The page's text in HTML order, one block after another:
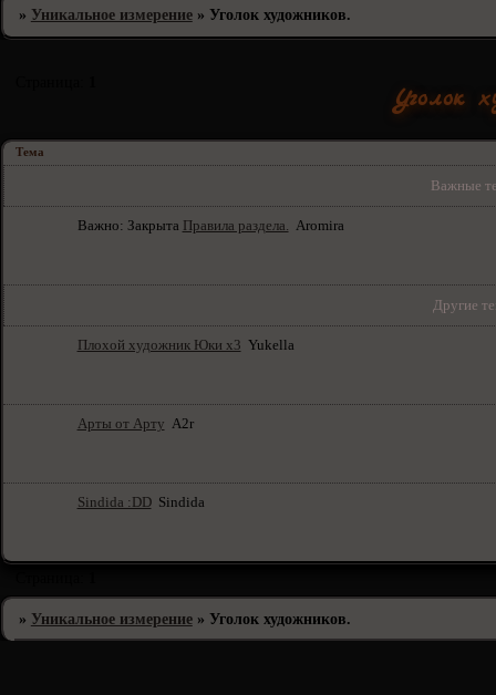
» Уникальное измерение » Уголок художников.
Уголок
Тема
Важные
Важно: Закрыта Правила раздела. Aromira
Другие
Плохой художник Юки х3 Yukella
Арты от Арту A2r
Sindida :DD Sindida
» Уникальное измерение » Уголок художников.